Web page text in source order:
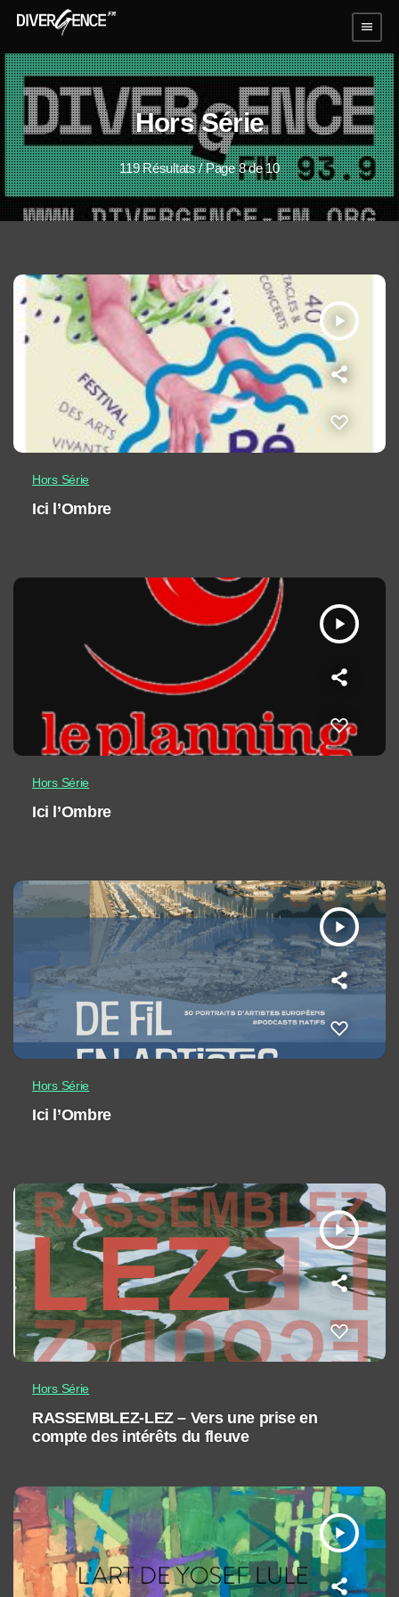
menu
Hors Série
119 Résultats / Page 8 de 10
play_arrow
Hors Série
Ici l’Ombre
play_arrow
Hors Série
Ici l’Ombre
play_arrow
Hors Série
Ici l’Ombre
play_arrow
Hors Série
RASSEMBLEZ-LEZ – Vers une prise en
compte des intérêts du fleuve
play_arrow